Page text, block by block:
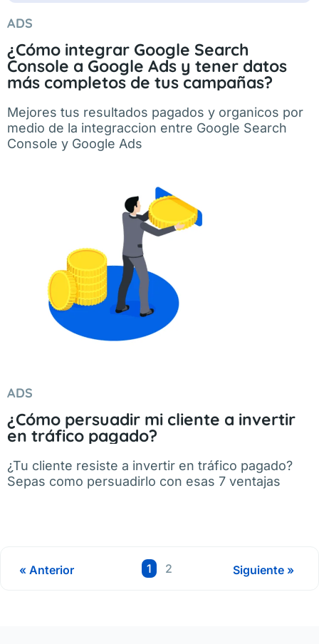
ADS
¿Cómo integrar Google Search
Console a Google Ads y tener datos
más completos de tus campañas?
Mejores tus resultados pagados y organicos por
medio de la integraccion entre Google Search
Console y Google Ads
ADS
¿Cómo persuadir mi cliente a invertir
en tráfico pagado?
¿Tu cliente resiste a invertir en tráfico pagado?
Sepas como persuadirlo con esas 7 ventajas
« Anterior
1
2
Siguiente »